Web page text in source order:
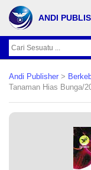
ANDI
Andi Publisher >
Tanaman Hias Bunga/